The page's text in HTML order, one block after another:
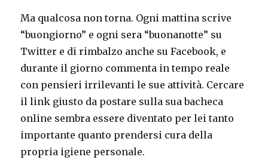
Ma qualcosa non torna. Ogni mattina scrive
“buongiorno” e ogni sera “buonanotte” su
Twitter e di rimbalzo anche su Facebook, e
durante il giorno commenta in tempo reale
con pensieri irrilevanti le sue attività. Cercare
il link giusto da postare sulla sua bacheca
online sembra essere diventato per lei tanto
importante quanto prendersi cura della
propria igiene personale.